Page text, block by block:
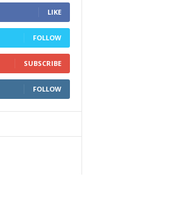
LIKE
FOLLOW
SUBSCRIBE
FOLLOW